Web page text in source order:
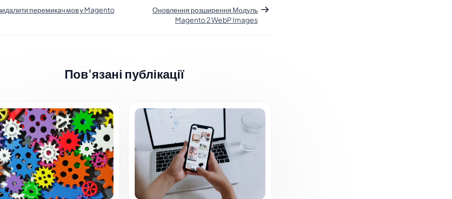
перемикач мов у Magento
Оновлення розширення Модуль
Magento 2 WebP Images
Пов'язані публікації